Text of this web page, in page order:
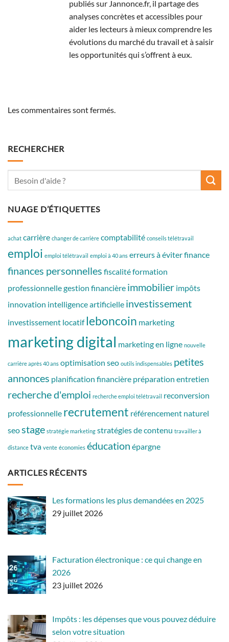
publiés sur Jannonce.fr, il partage des
analyses concrètes et accessibles pour
aider les lecteurs à mieux comprendre les
évolutions du marché du travail et à saisir
les opportunités qui s’offrent à eux.
Les commentaires sont fermés.
RECHERCHER
NUAGE D’ÉTIQUETTES
achat carrière changer de carrière comptabilité conseils télétravail
emploi emploi télétravail emploi à 40 ans erreurs à éviterfinance
finances personnelles fiscalitéformation
professionnellegestion financière immobilier impôts
innovation intelligence artificielle investissement
investissement locatif leboncoin marketing
marketing digital marketing en ligne nouvelle
carrière après 40 ans optimisation seo outils indispensables petites
annonces planification financière préparation entretien
recherche d'emploi recherche emploi télétravail reconversion
professionnelle recrutement référencement naturel
seo stage stratégie marketing stratégies de contenu travailler à
distance tva vente économies éducation épargne
ARTICLES RÉCENTS
Les formations les plus demandées en 2025
29 juillet 2026
Facturation électronique : ce qui change en
2026
23 juillet 2026
Impôts : les dépenses que vous pouvez déduire
selon votre situation